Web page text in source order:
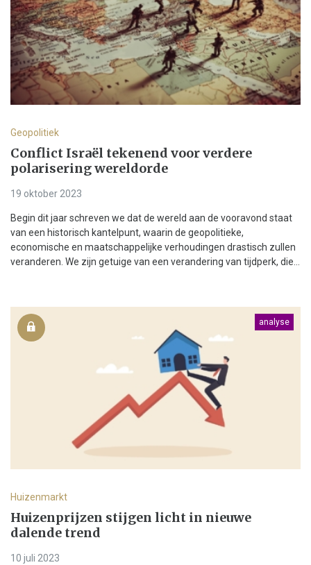
Geopolitiek
Conflict Israël tekenend voor verdere
polarisering wereldorde
19 oktober 2023
Begin dit jaar schreven we dat de wereld aan de vooravond staat
van een historisch kantelpunt, waarin de geopolitieke,
economische en maatschappelijke verhoudingen drastisch zullen
veranderen. We zijn getuige van een verandering van tijdperk, die...
analyse
Huizenmarkt
Huizenprijzen stijgen licht in nieuwe
dalende trend
10 juli 2023